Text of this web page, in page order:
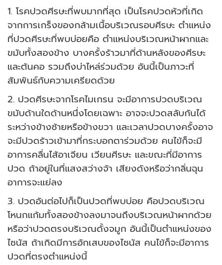
1. โรคปวดศีรษะที่พบมากที่สุด เป็นโรคปวดหัวที่เกิด
จากการเกร็งของกล้ามเนื้อบริเวณรอบศีรษะ ตำแหน่ง
ที่ปวดศีรษะที่พบบ่อยคือ ตำแหน่งบริเวณหน้าผากและ
ขมับทั้งสองข้าง บางครั้งร้าวมาที่ด้านหลังของศีรษะ
และต้นคอ รวมถึงบ่าไหล่ร่วมด้วย อันนี้เป็นภาวะที่
สัมพันธ์กับความเครียดด้วย
2. ปวดศีรษะจากโรคไมเกรน จะมีอาการปวดบริเวณ
ขมับด้านใดด้านหนึ่งโดยเฉพาะ อาจจะปวดสลับกันได้
ระหว่างข้างซ้ายหรือข้างขวา และเวลาปวดบางครั้งอาจ
จะมีปวดร้าวเข้ามาที่กระบอกตาร่วมด้วย คนไข้ก็จะมี
อาการคลื่นไส้อาเจียน เวียนศีรษะ และขณะที่มีอาการ
ปวด ถ้าอยู่ในที่แสงสว่างจ้า เสียงดังหรือว่ากลิ่นฉุน
อาการจะแย่ลง
3. ปวดอันต่อไปก็เป็นปวดที่พบบ่อย คือปวดบริเวณ
โหนกแก้มทั้งสองข้างลงมาจนถึงบริเวณหน้าผากด้วย
หรือว่าปวดตรงบริเวณดั้งจมูก อันนี้เป็นตำแหน่งของ
ไซนัส ถ้าเกิดมีการอักเสบของไซนัส คนไข้ก็จะมีอาการ
ปวดที่ตรงตำแหน่งนี้